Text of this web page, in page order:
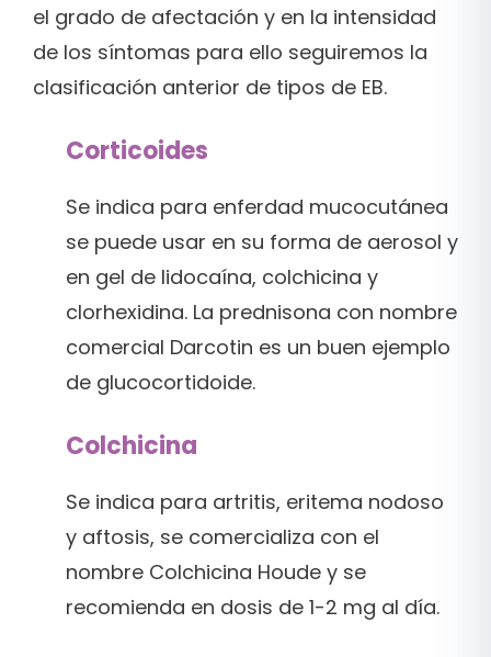
el grado de afectación y en la intensidad
de los síntomas para ello seguiremos la
clasificación anterior de tipos de EB.
Corticoides
Se indica para enferdad mucocutánea
se puede usar en su forma de aerosol y
en gel de lidocaína, colchicina y
clorhexidina. La prednisona con nombre
comercial Darcotin es un buen ejemplo
de glucocortidoide.
Colchicina
Se indica para artritis, eritema nodoso
y aftosis, se comercializa con el
nombre Colchicina Houde y se
recomienda en dosis de 1-2 mg al día.